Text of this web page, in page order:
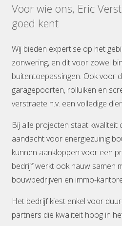
Voor wie ons, Eric
goed kent
Wij bieden expertise op het
zonwering, en dit voor zowel
buitentoepassingen. Ook voor
garagepoorten, rolluiken en
verstraete n.v. een volledige
Bij alle projecten staat kwaliteit
aandacht voor energiezuinig
kunnen aankloppen voor een
bedrijf werkt ook nauw samen
bouwbedrijven en immo-
Het bedrijf kiest enkel voor
partners die kwaliteit hoog in